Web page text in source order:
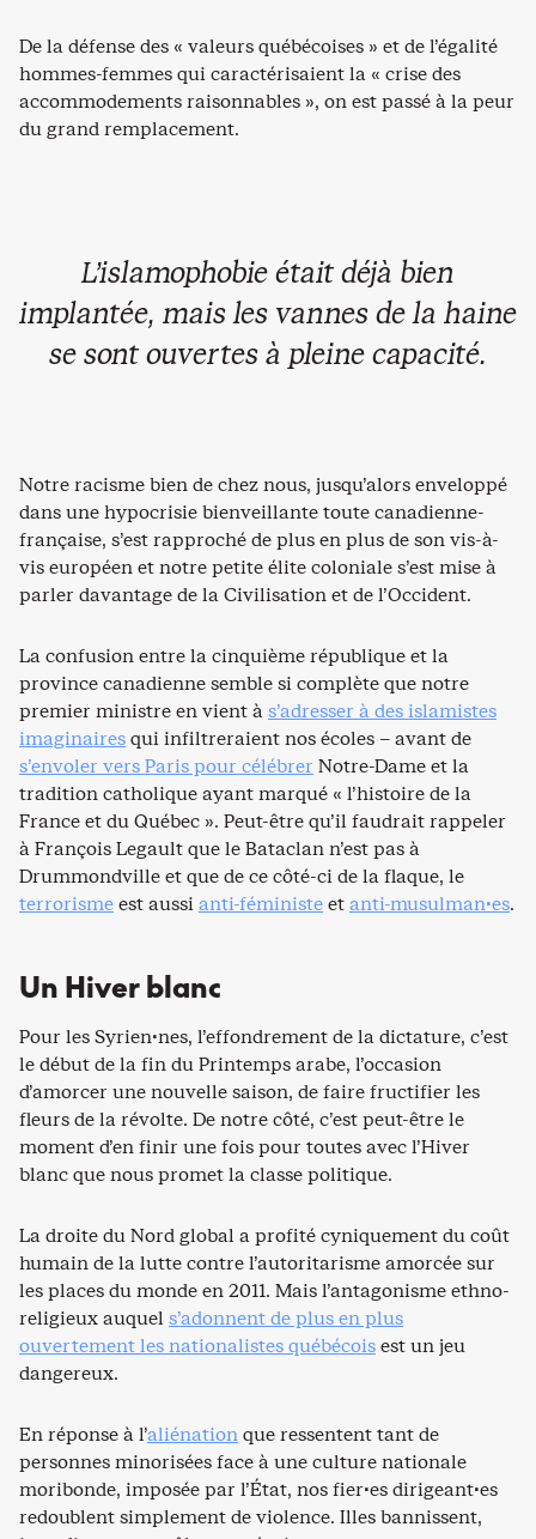
De la défense des « valeurs québécoises » et de l’égalité
hommes-femmes qui caractérisaient la « crise des
accommodements raisonnables », on est passé à la peur
du grand remplacement.
L’islamophobie était déjà bien
implantée, mais les vannes de la haine
se sont ouvertes à pleine capacité.
Notre racisme bien de chez nous, jusqu’alors enveloppé
dans une hypocrisie bienveillante toute canadienne-
française, s’est rapproché de plus en plus de son vis-à-
vis européen et notre petite élite coloniale s’est mise à
parler davantage de la Civilisation et de l’Occident.
La confusion entre la cinquième république et la
province canadienne semble si complète que notre
premier ministre en vient às’adresser à des islamistes
imaginairesqui infiltreraient nos écoles – avant de
s’envoler vers Paris pour célébrer Notre-Dame et la
tradition catholique ayant marqué « l’histoire de la
France et du Québec ». Peut-être qu’il faudrait rappeler
à François Legault que le Bataclan n’est pas à
Drummondville et que de ce côté-ci de la flaque, le
terrorismeest aussianti-féministeetanti-musulman·es.
Un Hiver blanc
Pour les Syrien·nes, l’effondrement de la dictature, c’est
le début de la fin du Printemps arabe, l’occasion
d’amorcer une nouvelle saison, de faire fructifier les
fleurs de la révolte. De notre côté, c’est peut-être le
moment d’en finir une fois pour toutes avec l’Hiver
blanc que nous promet la classe politique.
La droite du Nord global a profité cyniquement du coût
humain de la lutte contre l’autoritarisme amorcée sur
les places du monde en 2011. Mais l’antagonisme ethno-
religieux auquel s’adonnent de plus en plus
ouvertement les nationalistes québécoisest un jeu
dangereux.
En réponse à l’aliénationque ressentent tant de
personnes minorisées face à une culture nationale
moribonde, imposée par l’État, nos fier·es dirigeant·es
redoublent simplement de violence. Illes bannissent,